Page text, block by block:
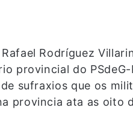
Rodríguez
provincial do PSdeG-
sufraxios que os
provincia ata as oito